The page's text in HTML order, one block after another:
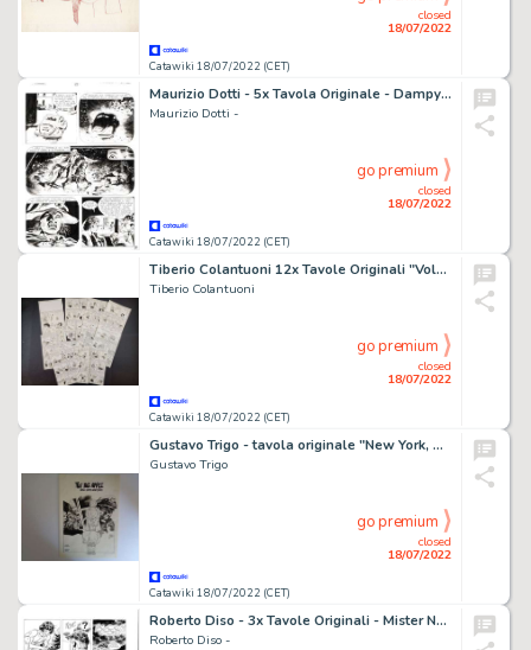
Catawiki 18/07/2022 (CET)
closed
18/07/2022
Maurizio Dotti - 5x Tavola Originale - Dampyr n. 80 - "Il signore delle maschere" - (2006)
Maurizio Dotti -
Catawiki 18/07/2022 (CET)
closed
18/07/2022
go premium
Tiberio Colantuoni 12x Tavole Originali "Volpetto e Nonna Abelarda: Un Molare Resistente" - Storia Completa
Tiberio Colantuoni
Catawiki 18/07/2022 (CET)
closed
18/07/2022
go premium
Gustavo Trigo - tavola originale "New York, New York"
Gustavo Trigo
Catawiki 18/07/2022 (CET)
closed
18/07/2022
go premium
Roberto Diso - 3x Tavole Originali - Mister No n. 221 - "Abissi" - (1993)
Roberto Diso -